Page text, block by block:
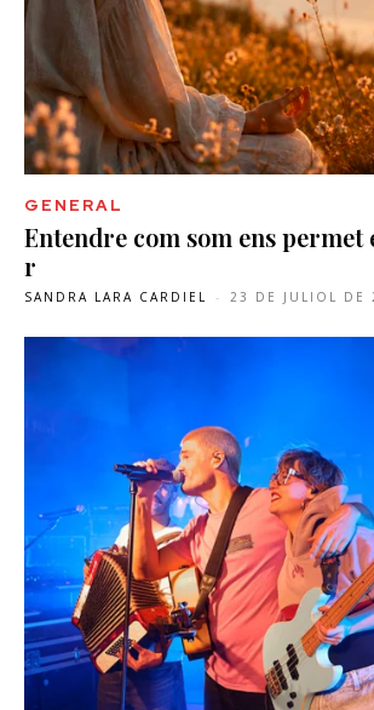
GENERAL
Entendre com som ens permet
r
SANDRA LARA CARDIEL - 23 DE JULIOL DE